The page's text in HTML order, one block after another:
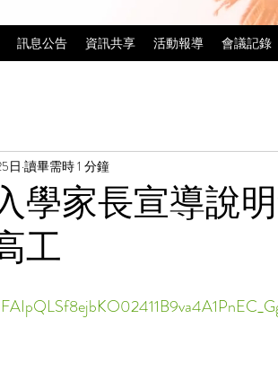
訊息公告 資訊共享 活動報導 會議記錄
學家長宣導說
工
日 讀畢需時 1 分鐘